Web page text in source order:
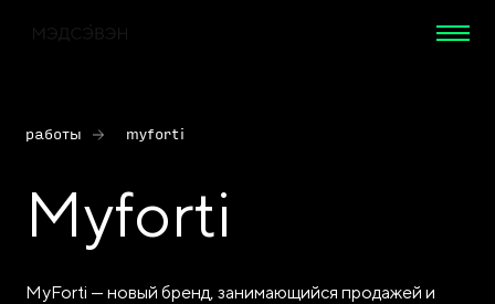
работы myforti
Myforti
MyForti — новый бренд, занимающийся продажей и